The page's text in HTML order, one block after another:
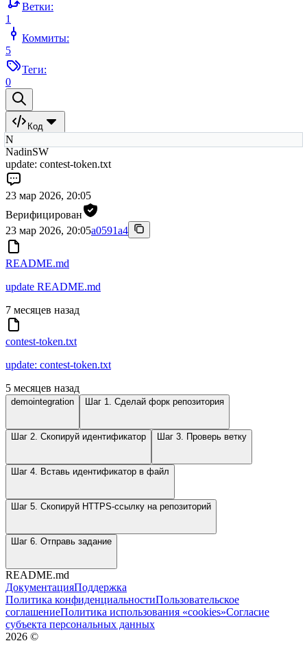
Ветки:
1
Коммиты:
5
Теги:
0
Код
N
NadinSW
update: contest-token.txt
23 мар 2026, 20:05
Верифицирован
23 мар 2026, 20:05a0591a4
README.md
update README.md
7 месяцев назад
contest-token.txt
update: contest-token.txt
5 месяцев назад
demointegration Шаг 1. Сделай форк репозитория
Шаг 2. Скопируй идентификатор Шаг 3. Проверь ветку
Шаг 4. Вставь идентификатор в файл
Шаг 5. Скопируй HTTPS-ссылку на репозиторий
Шаг 6. Отправь задание
README.md
ДокументацияПоддержка
Политика конфиденциальностиПользовательское
соглашениеПолитика использования «cookies»Согласие
субъекта персональных данных
2026 ©